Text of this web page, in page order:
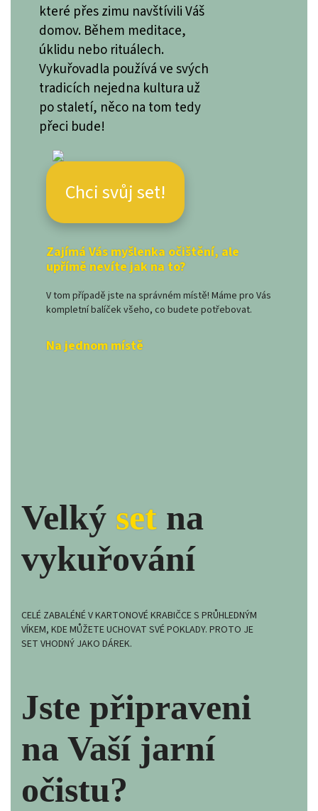
které přes zimu navštívili Váš
domov. Během meditace,
úklidu nebo rituálech.
Vykuřovadla používá ve svých
tradicích nejedna kultura už
po staletí, něco na tom tedy
přeci bude!
Chci svůj set!
Zajímá Vás myšlenka očištění, ale
upřímě nevíte jak na to?
V tom případě jste na správném místě! Máme pro Vás
kompletní balíček všeho, co budete potřebovat.
Na jednom místě
Velký set na
vykuřování
CELÉ ZABALÉNÉ V KARTONOVÉ KRABIČCE S PRŮHLEDNÝM
VÍKEM, KDE MŮŽETE UCHOVAT SVÉ POKLADY. PROTO JE
SET VHODNÝ JAKO DÁREK.
Jste připraveni
na Vaší jarní
očistu?